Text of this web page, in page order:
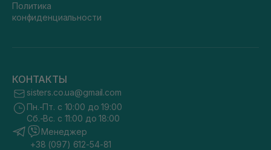
Политика
конфиденциальности
КОНТАКТЫ
sisters.co.ua@gmail.com
Пн.-Пт. с 10:00 до 19:00
Сб.-Вс. с 11:00 до 18:00
Менеджер
+38 (097) 612-54-81